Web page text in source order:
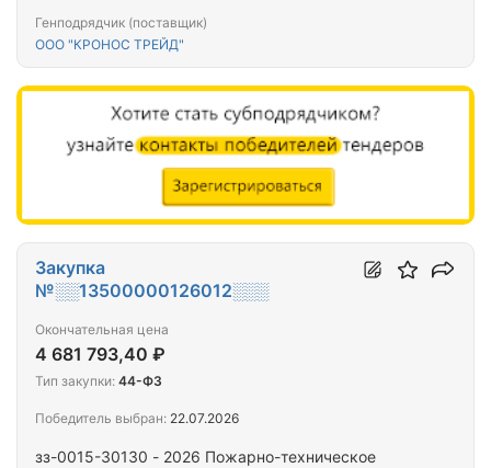
Генподрядчик (поставщик)
ООО "КРОНОС ТРЕЙД"
зз-0015-30130 - 2026 Пожарно-техническое
Закупка
№░░13500000126012░░░
Окончательная цена
4 681 793,40 ₽
Тип закупки: 44-ФЗ
Победитель выбран: 22.07.2026